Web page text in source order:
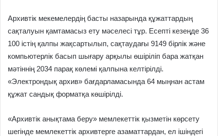
Архивтік мекемелердің басты назарында құжаттардың
сақталуын қамтамасыз ету мәселесі тұр. Есепті кезеңде 36
100 істің қалпы жақсартылып, сақтаудағы 9149 бірлік және
компьютерлік басып шығару арқылы өшіріліп бара жатқан
мәтіннің 2034 парақ көлемі қалпына келтірілді.
«Электрондық архив» бағдарламасында 64 мыңнан астам
құжат сандық форматқа көшірілді.
«Архивтік анықтама беру» мемлекеттік қызметін көрсету
шегінде мемлекеттік архивтерге азаматтардан, ел ішіндегі